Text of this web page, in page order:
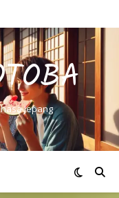
Jepang